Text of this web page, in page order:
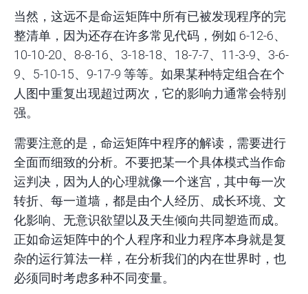
当然，这远不是命运矩阵中所有已被发现程序的完
整清单，因为还存在许多常见代码，例如 6-12-6、
10-10-20、8-8-16、3-18-18、18-7-7、11-3-9、3-6-
9、5-10-15、9-17-9 等等。如果某种特定组合在个
人图中重复出现超过两次，它的影响力通常会特别
强。
需要注意的是，命运矩阵中程序的解读，需要进行
全面而细致的分析。不要把某一个具体模式当作命
运判决，因为人的心理就像一个迷宫，其中每一次
转折、每一道墙，都是由个人经历、成长环境、文
化影响、无意识欲望以及天生倾向共同塑造而成。
正如命运矩阵中的个人程序和业力程序本身就是复
杂的运行算法一样，在分析我们的内在世界时，也
必须同时考虑多种不同变量。